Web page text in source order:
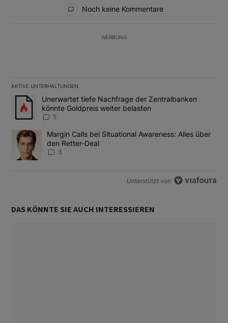
Noch keine Kommentare
WERBUNG
AKTIVE UNTERHALTUNGEN
Das Folgende ist eine Liste der am meisten kommentierten
Ein Trendartikel mit dem Titel "Unerwartet tiefe Nachfrage der
Unerwartet tiefe Nachfrage der Zentralbanken
könnte Goldpreis weiter belasten
5
Ein Trendartikel mit dem Titel "Margin Calls bei Situational
Margin Calls bei Situational Awareness: Alles über
den Retter-Deal
3
Unterstützt von
DAS KÖNNTE SIE AUCH INTERESSIEREN